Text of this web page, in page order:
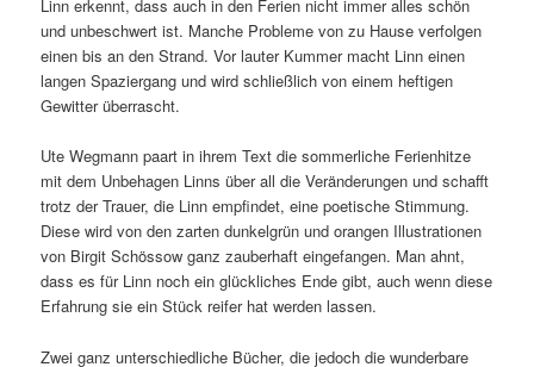
Linn erkennt, dass auch in den Ferien nicht immer alles schön
und unbeschwert ist. Manche Probleme von zu Hause verfolgen
einen bis an den Strand. Vor lauter Kummer macht Linn einen
langen Spaziergang und wird schließlich von einem heftigen
Gewitter überrascht.
Ute Wegmann paart in ihrem Text die sommerliche Ferienhitze
mit dem Unbehagen Linns über all die Veränderungen und schafft
trotz der Trauer, die Linn empfindet, eine poetische Stimmung.
Diese wird von den zarten dunkelgrün und orangen Illustrationen
von Birgit Schössow ganz zauberhaft eingefangen. Man ahnt,
dass es für Linn noch ein glückliches Ende gibt, auch wenn diese
Erfahrung sie ein Stück reifer hat werden lassen.
Zwei ganz unterschiedliche Bücher, die jedoch die wunderbare